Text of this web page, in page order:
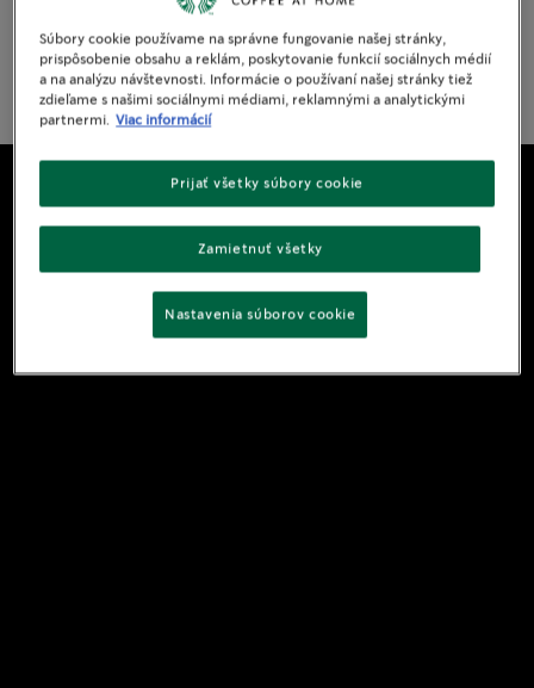
See Ingredience
Súbory cookie používame na správne fungovanie našej stránky,
prispôsobenie obsahu a reklám, poskytovanie funkcií sociálnych médií
a na analýzu návštevnosti. Informácie o používaní našej stránky tiež
zdieľame s našimi sociálnymi médiami, reklamnými a analytickými
partnermi. Viac informácií
Zamietnuť všetky
Prijať všetky súbory cookie
Nastavenia súborov cookie